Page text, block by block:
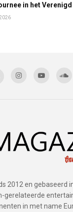
in het
2012 en gebaseerd
gerelateerde
in met name